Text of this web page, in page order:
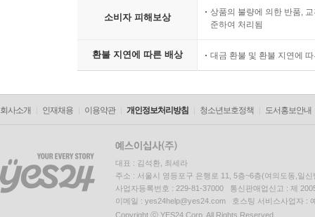
소비자 피해보상
상품의 불량에 의한 반품,
준하여 처리됨
환불 지연에 따른 배상 대금 환불 및 환불 지연에
회사소개 인재채용 이용약관 개인정보처리방침 청소년보호정책 도서홍보안내
대표 : 김석환, 최세라
주소 : 서울시 영등포구 은행로 11, 5층~6층(여의도동,일신
사업자등록번호 : 229-81-37000 통신판매업신고 : 제
이메일 : yes24help@yes24.com 호스팅 서비스사업자 :
Copyright ⓒ YES24 Corp. All Rights Reserved.